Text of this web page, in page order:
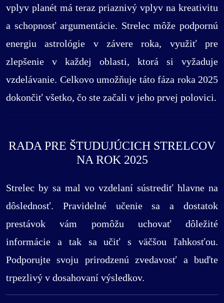
vplyv planét má teraz priaznivý vplyv na kreativitu
a schopnosť argumentácie. Strelec môže podpornú
energiu astrológie v závere roka, využiť pre
zlepšenie v každej oblasti, ktorá si vyžaduje
vzdelávanie. Celkovo umožňuje táto fáza roka 2025
dokončiť všetko, čo ste začali v jeho prvej polovici.
RADA PRE ŠTUDUJÚCICH STRELCOV
NA ROK 2025
Strelec by sa mal vo vzdelaní sústrediť hlavne na
dôslednosť. Pravidelné učenie sa a dostatok
prestávok vám pomôžu uchovať dôležité
informácie a tak sa učiť s väčšou ľahkosťou.
Podporujte svoju prirodzenú zvedavosť a buďte
trpezlivý v dosahovaní výsledkov.